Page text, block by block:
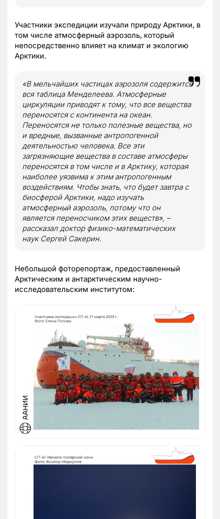
Участники экспедиции изучали природу Арктики, в
том числе атмосферный аэрозоль, который
непосредственно влияет на климат и экологию
Арктики.
«В мельчайших частицах аэрозоля содержится
вся таблица Менделеева. Атмосферные
циркуляции приводят к тому, что все вещества
переносятся с континента на океан.
Переносятся не только полезные вещества, но
и вредные, вызванные антропогенной
деятельностью человека. Все эти
загрязняющие вещества в составе атмосферы
переносятся в том числе и в Арктику, которая
наиболее уязвима к этим антропогенным
воздействиям. Чтобы знать, что будет завтра с
биосферой Арктики, надо изучать
атмосферный аэрозоль, потому что он
является переносчиком этих веществ», –
рассказал доктор физико-математических
наук Сергей Сакерин.
Небольшой фоторепортаж, предоставленный
Арктическим и антарктическим научно-
исследовательским институтом: